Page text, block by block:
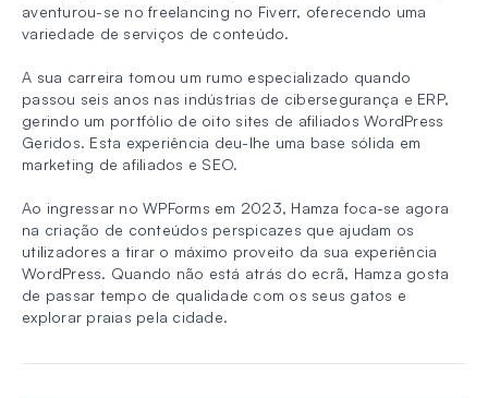
aventurou-se no freelancing no Fiverr, oferecendo uma
variedade de serviços de conteúdo.
A sua carreira tomou um rumo especializado quando
passou seis anos nas indústrias de cibersegurança e ERP,
gerindo um portfólio de oito sites de afiliados WordPress
Geridos. Esta experiência deu-lhe uma base sólida em
marketing de afiliados e SEO.
Ao ingressar no WPForms em 2023, Hamza foca-se agora
na criação de conteúdos perspicazes que ajudam os
utilizadores a tirar o máximo proveito da sua experiência
WordPress. Quando não está atrás do ecrã, Hamza gosta
de passar tempo de qualidade com os seus gatos e
explorar praias pela cidade.